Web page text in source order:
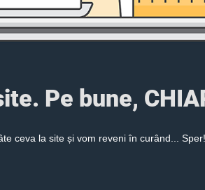
Pe bune,
ceva la site și vom reveni în curând... Sper!